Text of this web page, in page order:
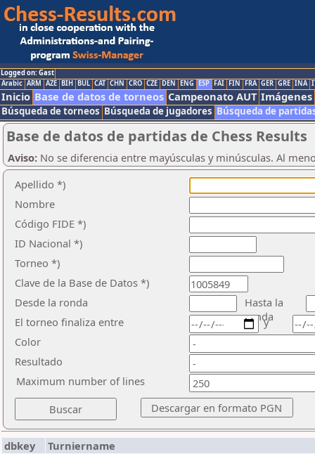
Logged on: Gast
Arabic ARM AZE BIH BUL CAT CHN CRO CZE DEN ENG ESP FAI FIN FRA GER GRE INA
Inicio Base de datos de torneos Campeonato AUT Imágenes
Búsqueda de torneos Búsqueda de jugadores Búsqueda de
Base de datos de partidas de Chess Results
Aviso: No se diferencia entre mayúsculas y minúsculas. Al
Apellido *)
Nombre
Código FIDE *)
ID Nacional *)
Torneo *)
Clave de la Base de Datos *)
Desde la ronda
Hasta la
ronda
El torneo finaliza entre
Color
Resultado
y
Maximum number of lines
dbkey
Turniername